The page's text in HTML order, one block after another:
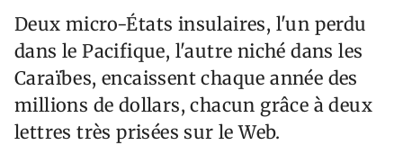
Deux micro-États insulaires, l'un perdu
dans le Pacifique, l'autre niché dans les
Caraïbes, encaissent chaque année des
millions de dollars, chacun grâce à deux
lettres très prisées sur le Web.